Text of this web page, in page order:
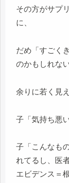
その方がサプ
に、
だめ「すごく
のかもしれな
余りに若く見
子「気持ち悪
子「こんなも
れてるし、医
エビデンス＝